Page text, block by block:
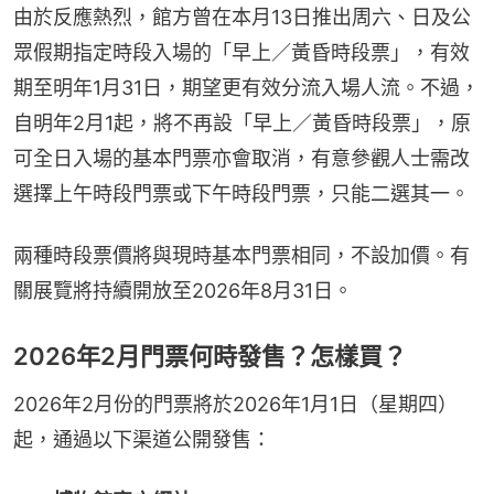
由於反應熱烈，館方曾在本月13日推出周六、日及公
眾假期指定時段入場的「早上／黃昏時段票」，有效
期至明年1月31日，期望更有效分流入場人流。不過，
自明年2月1起，將不再設「早上／黃昏時段票」，原
可全日入場的基本門票亦會取消，有意參觀人士需改
選擇上午時段門票或下午時段門票，只能二選其一。
兩種時段票價將與現時基本門票相同，不設加價。有
關展覽將持續開放至2026年8月31日。
2026年2月門票何時發售？怎樣買？
2026年2月份的門票將於2026年1月1日（星期四）
起，通過以下渠道公開發售：